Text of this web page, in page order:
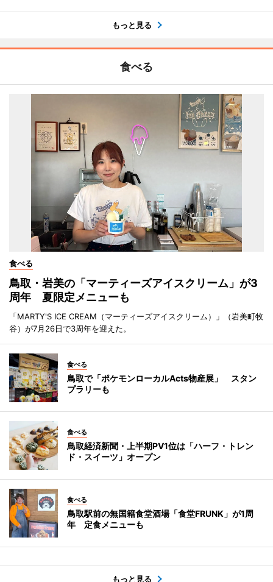
もっと見る
食べる
食べる
鳥取・岩美の「マーティーズアイスクリーム」が3
周年 夏限定メニューも
「MARTY'S ICE CREAM（マーティーズアイスクリーム）」（岩美町牧
谷）が7月26日で3周年を迎えた。
食べる
鳥取で「ポケモンローカルActs物産展」 スタン
プラリーも
食べる
鳥取経済新聞・上半期PV1位は「ハーフ・トレン
ド・スイーツ」オープン
食べる
鳥取駅前の無国籍食堂酒場「食堂FRUNK」が1周
年 定食メニューも
もっと見る